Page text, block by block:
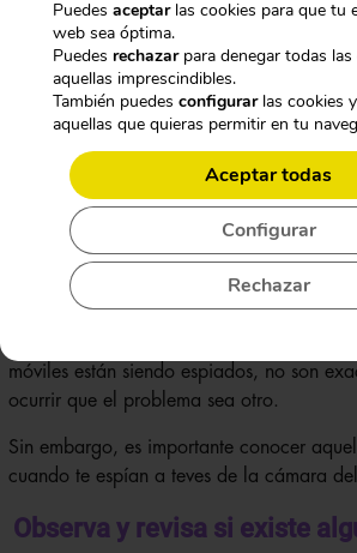
El Smartphone comienza a presentar
móviles están siendo espiados, no son
ocurrir que el problema sea otro.
Sin embargo, es importante conocer
cuando te espían a teves de la cámara
Observa y revisa si existe
Puedes aceptarlas cookies para que tu
web sea óptima.
Puedes rechazarpara denegar todas
aquellas imprescindibles.
También puedes configurarlas cookies
aquellas que quieras permitir en tu
Aceptar todas
Rechazar
Configurar
CÁMARAS
GRABADORAS
NO LO SÉ
No, gracias. No quiero mi